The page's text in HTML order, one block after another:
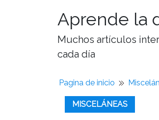
Aprende la
Muchos artículos
cada día
Pagina de inicio
MISCELÁNEAS